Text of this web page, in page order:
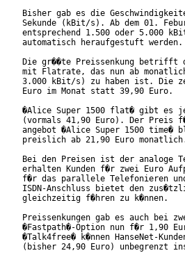
Bisher gab es die
Sekunde (kBit/s). Ab dem 01.
entsprechend 1.500 oder 5.000
automatisch heraufgestuft werden.
Die gr��te Preissenkung betrifft
mit Flatrate, das nun ab
3.000 kBit/s) zu haben ist. Die
Euro im Monat statt 39,90 Euro.
�Alice Super 1500 flat� gibt es
(vormals 41,90 Euro). Der Preis
angebot �Alice Super 1500
preislich ab 21,90 Euro
Bei den Preisen ist der analoge
erhalten Kunden f�r zwei Euro
f�r das parallele Telefonieren
ISDN-Anschluss bietet den
gleichzeitig f�hren zu k�nnen.
Preissenkungen gab es auch bei
�Fastpath�-Option nun f�r 1,90
�Talk4free� k�nnen HanseNet-
(bisher 24,90 Euro)